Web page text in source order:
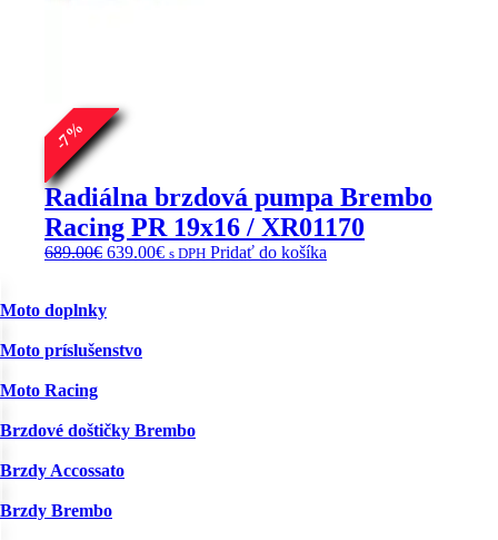
-
7
%
Radiálna brzdová pumpa Brembo
Racing PR 19x16 / XR01170
689.00€ Pôvodná
689.00€.
639.00€Aktuálna
s DPH Pridať do košíka
Moto doplnky
Moto príslušenstvo
Moto Racing
Brzdové doštičky Brembo
Brzdy Accossato
Brzdy Brembo